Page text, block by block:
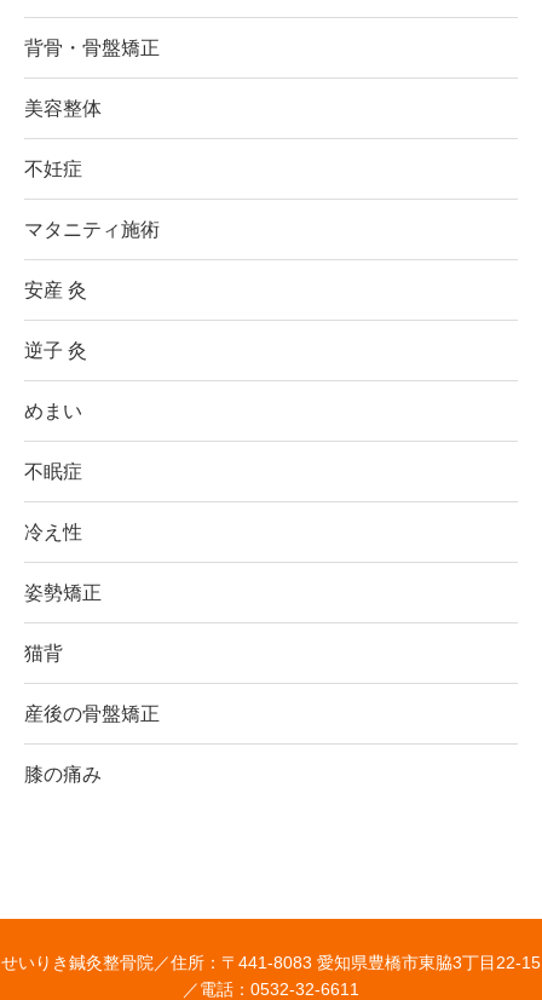
背骨・骨盤矯正
美容整体
不妊症
マタニティ施術
安産 灸
逆子 灸
めまい
不眠症
冷え性
姿勢矯正
猫背
産後の骨盤矯正
膝の痛み
せいりき鍼灸整骨院／住所：〒441-8083 愛知県豊橋市東脇3丁目22-15
／電話：0532-32-6611